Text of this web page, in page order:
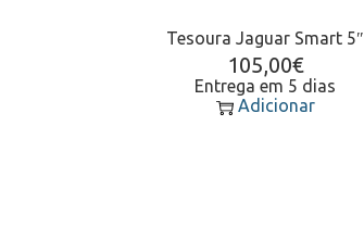
Tesoura Jaguar Smart 5″
105,00€
Entrega em 5 dias
Adicionar